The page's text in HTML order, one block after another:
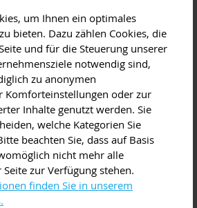
um Ihnen ein optimales
bieten. Dazu zählen Cookies, die
und für die Steuerung unserer
notwendig sind,
zu anonymen
Komforteinstellungen oder zur
Inhalte genutzt werden. Sie
welche Kategorien Sie
beachten Sie, dass auf Basis
nicht mehr alle
zur Verfügung stehen.
finden Sie in unserem